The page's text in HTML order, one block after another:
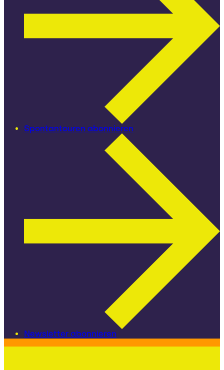
Spontantouren abonnieren
Newsletter abonnieren